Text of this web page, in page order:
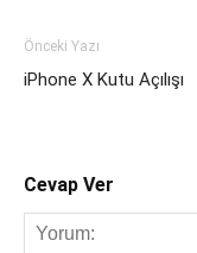
Önceki Yazı
iPhone X Kutu Açılışı
Cevap Ver